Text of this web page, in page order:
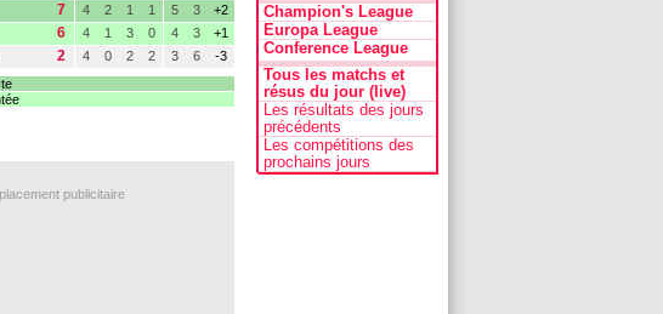
7 4 2 1 1 5 3 +2
6 4 1 3 0 4 3 +1
2 4 0 2 2 3 6
-3
publicitaire
Champion's League
Europa League
Conference League
Tous les matchs et
résus du jour (live)
Les résultats des jours
précédents
Les compétitions des
prochains jours